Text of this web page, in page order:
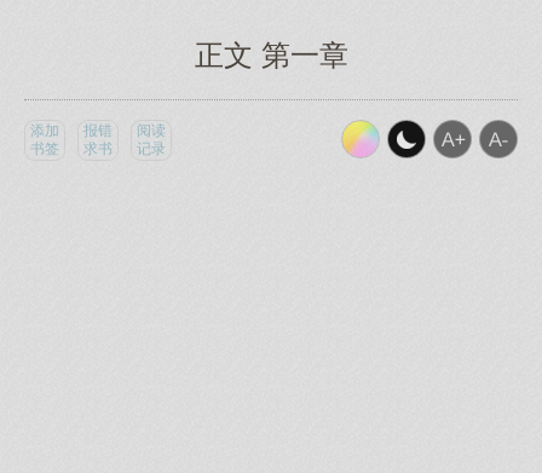
正文 第一章
添加
书签
报错
求书
阅读
记录